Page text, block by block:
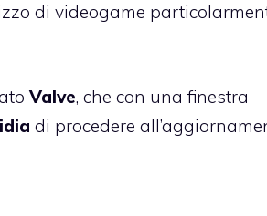
di videogame
Valve, che con una finestra
di procedere